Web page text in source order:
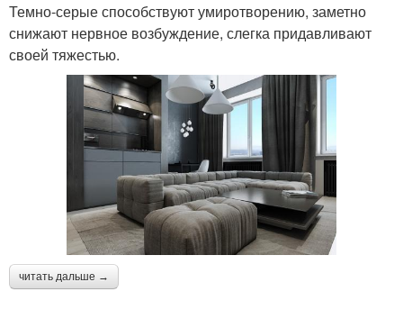
Темно-серые способствуют умиротворению, заметно
снижают нервное возбуждение, слегка придавливают
своей тяжестью.
читать дальше →